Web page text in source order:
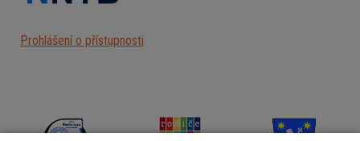
Prohlášení o přístupnosti